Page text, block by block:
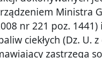
Ministra
nr 221 poz.
ciekłych (Dz. U.
zastrzega